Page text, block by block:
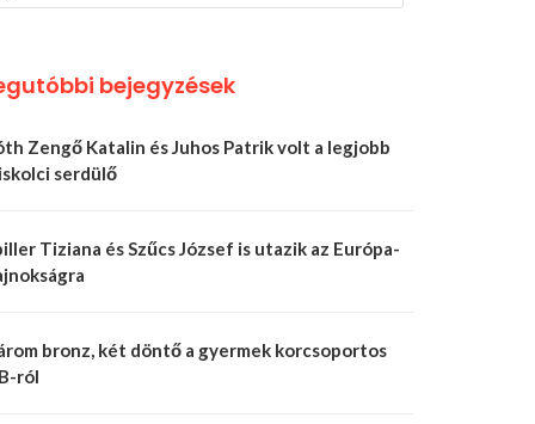
bejegyzések
Zengő Katalin és Juhos Patrik volt a legjobb
serdülő
Tiziana és Szűcs József is utazik az Európa-
bronz, két döntő a gyermek korcsoportos
ról